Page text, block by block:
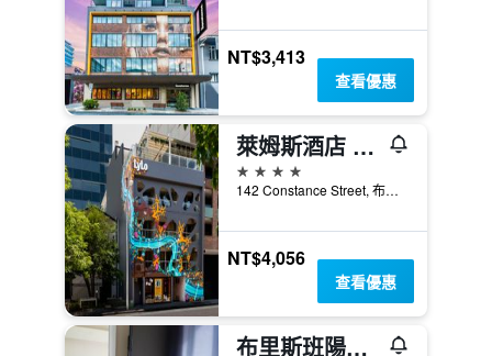
NT$3,413
查看優惠
萊姆斯酒店 - 佛特谷
4星級
142 Constance Street, 布里斯本, QLD, 澳洲
NT$4,056
查看優惠
布里斯班陽光海岸酒店